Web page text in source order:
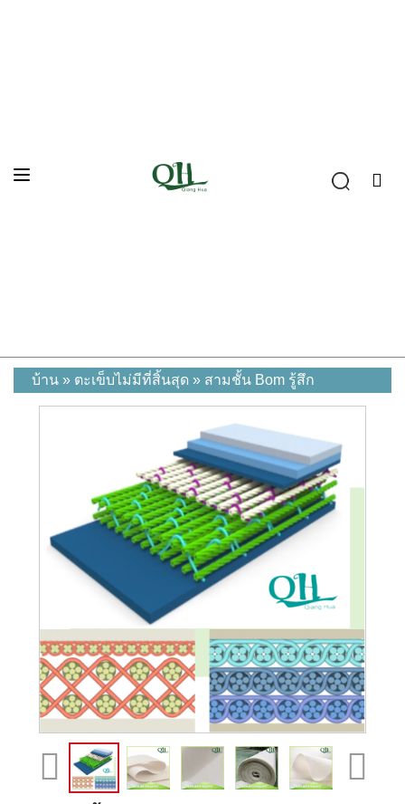
บ้าน » ตะเข็บไม่มีที่สิ้นสุด » สามชั้น Bom รู้สึก